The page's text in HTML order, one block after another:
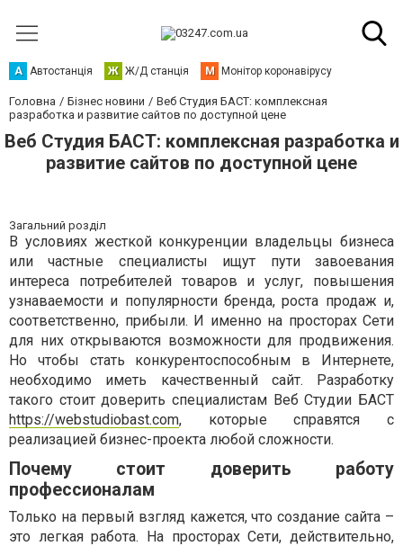
А Автостанція Ж Ж/Д станція М Монітор коронавірусу
Головна Бізнес новини
Веб Студия БАСТ: комплексная
разработка и развитие сайтов по доступной цене
Веб Студия БАСТ: комплексная разработка и
развитие сайтов по доступной цене
Загальний розділ
В условиях жесткой конкуренции владельцы бизнеса
или частные специалисты ищут пути завоевания
интереса потребителей товаров и услуг, повышения
узнаваемости и популярности бренда, роста продаж и,
соответственно, прибыли. И именно на просторах Сети
для них открываются возможности для продвижения.
Но чтобы стать конкурентоспособным в Интернете,
необходимо иметь качественный сайт. Разработку
такого стоит доверить специалистам Веб Студии БАСТ
https://webstudiobast.com, которые справятся с
реализацией бизнес-проекта любой сложности.
Почему стоит доверить работу
профессионалам
Только на первый взгляд кажется, что создание сайта –
это легкая работа. На просторах Сети, действительно,